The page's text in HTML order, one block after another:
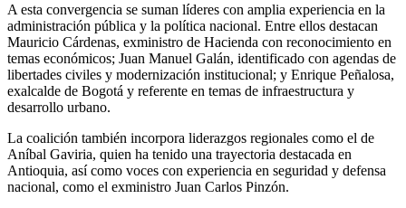
A esta convergencia se suman líderes con amplia experiencia en la
administración pública y la política nacional. Entre ellos destacan
Mauricio Cárdenas, exministro de Hacienda con reconocimiento en
temas económicos; Juan Manuel Galán, identificado con agendas de
libertades civiles y modernización institucional; y Enrique Peñalosa,
exalcalde de Bogotá y referente en temas de infraestructura y
desarrollo urbano.
La coalición también incorpora liderazgos regionales como el de
Aníbal Gaviria, quien ha tenido una trayectoria destacada en
Antioquia, así como voces con experiencia en seguridad y defensa
nacional, como el exministro Juan Carlos Pinzón.